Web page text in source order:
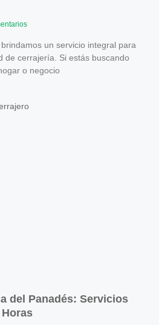
un servicio integral para
de cerrajería. Si estás buscando
o negocio
del Panadés: Servicios